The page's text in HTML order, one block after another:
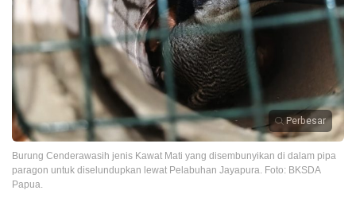
Perbesar
Burung Cenderawasih jenis Kawat Mati yang disembunyikan di dalam pipa
paragon untuk diselundupkan lewat Pelabuhan Jayapura. Foto: BKSDA
Papua.